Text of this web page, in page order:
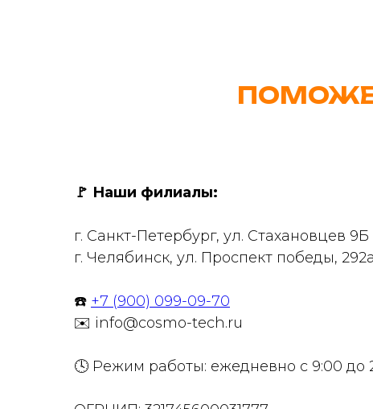
🚩 Наши филиалы:
г. Санкт-Петербург, ул. Стахановцев 9Б
г. Челябинск, ул. Проспект победы, 292а
☎️ +7 (900) 099-09-70
✉️ info@cosmo-tech.ru
🕓 Режим работы: ежедневно с 9:00 до